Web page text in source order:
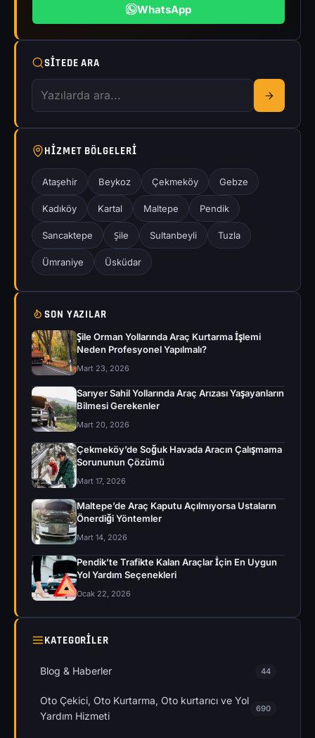
WhatsApp
SITEDE ARA
HIZMET BÖLGELERI
Ataşehir Beykoz Çekmeköy Gebze
Kadıköy Kartal Maltepe Pendik
Sancaktepe Şile Sultanbeyli Tuzla
Ümraniye Üsküdar
SON YAZILAR
Şile Orman Yollarında Araç Kurtarma İşlemi
Neden Profesyonel Yapılmalı?
Mart 23, 2026
Sarıyer Sahil Yollarında Araç Arızası Yaşayanların
Bilmesi Gerekenler
Mart 20, 2026
Çekmeköy’de Soğuk Havada Aracın Çalışmama
Sorununun Çözümü
Mart 17, 2026
Maltepe’de Araç Kaputu Açılmıyorsa Ustaların
Önerdiği Yöntemler
Mart 14, 2026
Pendik’te Trafikte Kalan Araçlar İçin En Uygun
Yol Yardım Seçenekleri
Ocak 22, 2026
KATEGORILER
Blog & Haberler 44
Oto Çekici, Oto Kurtarma, Oto kurtarıcı ve Yol
Yardım Hizmeti
690